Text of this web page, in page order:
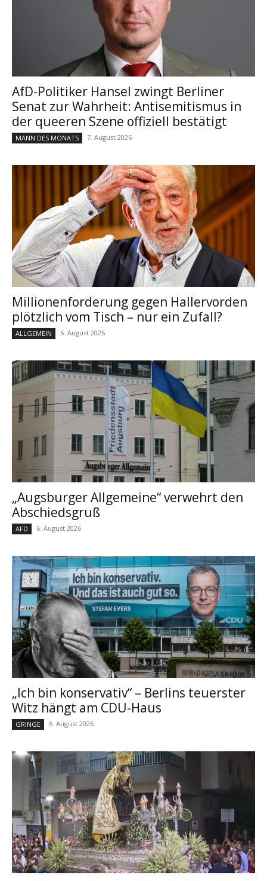
AfD-Politiker Hansel zwingt Berliner
Senat zur Wahrheit: Antisemitismus in
der queeren Szene offiziell bestätigt
MANN DES MONATS 7. August 2026
Millionenforderung gegen Hallervorden
plötzlich vom Tisch – nur ein Zufall?
ALLGEMEIN 6. August 2026
„Augsburger Allgemeine“ verwehrt den
Abschiedsgruß
AFD 6. August 2026
„Ich bin konservativ“ – Berlins teuerster
Witz hängt am CDU-Haus
GRINGE 6. August 2026